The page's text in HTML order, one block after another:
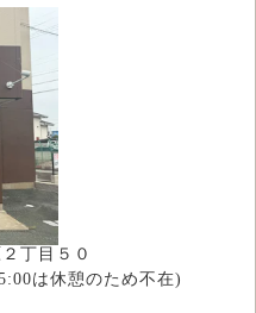
丁目５０
は休憩のため不在)